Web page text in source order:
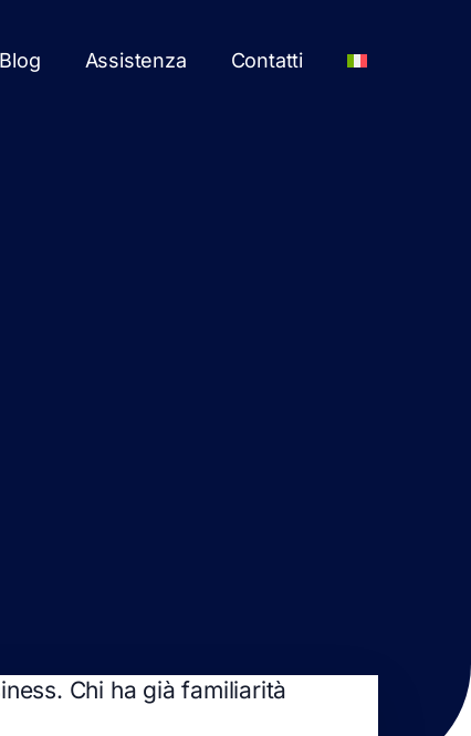
Blog Assistenza Contatti
Chi ha già familiarità